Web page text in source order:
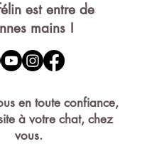
est entre de
mains !
en toute confiance,
à votre chat, chez
vous.